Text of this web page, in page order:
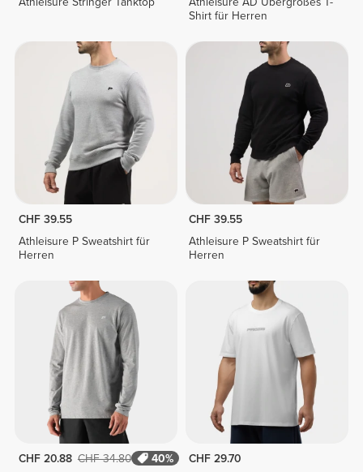
Shirt für Herren
CHF 39.55
Athleisure P Sweatshirt für
Herren
CHF 39.55
Athleisure P Sweatshirt für
Herren
CHF 20.88 CHF 34.80
40%
CHF 29.70